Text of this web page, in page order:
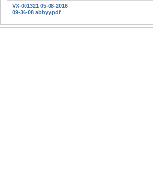
VX-001321 05-08-2016
09-36-08 abbyy.pdf